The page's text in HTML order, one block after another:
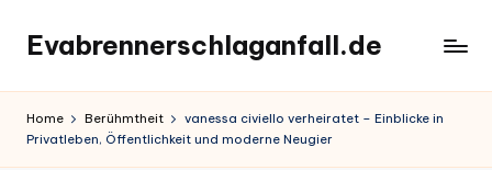
content
Evabrennerschlaganfall.de
Home Berühmtheit
vanessa civiello verheiratet – Einblicke in
Privatleben, Öffentlichkeit und moderne Neugier